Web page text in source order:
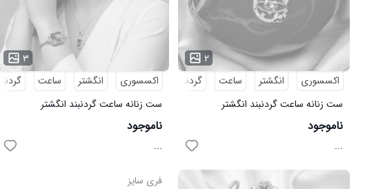
۲
اکسسوری
انگشتر ساعت
گردنبند
ست زنانه ساعت گردنبند انگشتر
Butterfly مدل 3738
ناموجود
...
۳
اکسسوری
انگشتر ساعت
گردنبند
ست زنانه ساعت گردنبند انگشتر
Emerald مدل 3737
ناموجود
...
فری سایز